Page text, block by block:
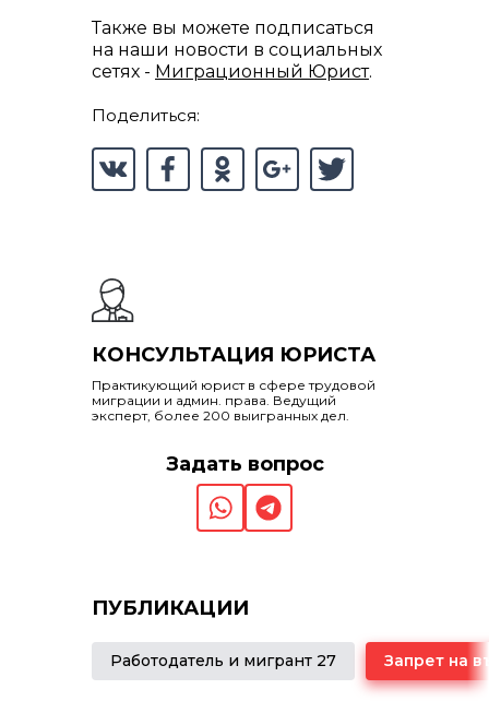
Также вы можете подписаться
на наши новости в социальных
сетях - Миграционный Юрист.
Поделиться:
КОНСУЛЬТАЦИЯ ЮРИСТА
Практикующий юрист в сфере трудовой
миграции и админ. права. Ведущий
эксперт, более 200 выигранных дел.
Задать вопрос
ПУБЛИКАЦИИ
Работодатель и мигрант 27